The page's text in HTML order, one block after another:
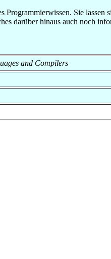
Sie
darüber hinaus auch noch
and Compilers